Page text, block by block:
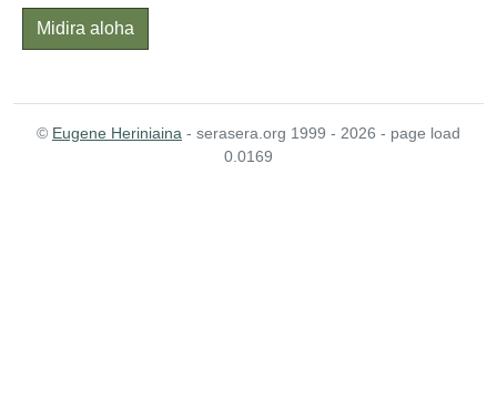
Midira aloha
© Eugene Heriniaina - serasera.org 1999 - 2026 - page load
0.0169